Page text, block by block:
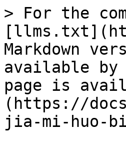
> For the
Markdown
available by
page is
(https://
jia-mi-huo-